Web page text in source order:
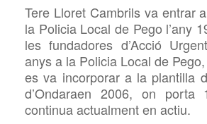
Tere Lloret Cambrils va entrar
la Policia Local de Pego l’any
les fundadores d’Acció
anys a la Policia Local de
es va incorporar a la plantilla
d’Ondaraen 2006, on
continua actualment en actiu.